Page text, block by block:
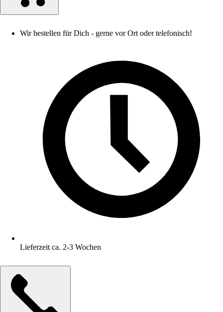
Wir bestellen für Dich - gerne vor Ort oder telefonisch!
Lieferzeit ca. 2-3 Wochen